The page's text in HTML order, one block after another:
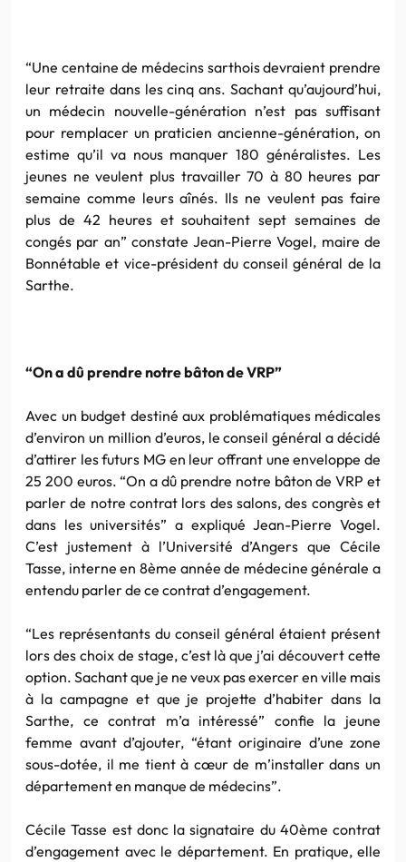
“Une centaine de médecins sarthois devraient prendre
leur retraite dans les cinq ans. Sachant qu’aujourd’hui,
un médecin nouvelle-génération n’est pas suffisant
pour remplacer un praticien ancienne-génération, on
estime qu’il va nous manquer 180 généralistes. Les
jeunes ne veulent plus travailler 70 à 80 heures par
semaine comme leurs aînés. Ils ne veulent pas faire
plus de 42 heures et souhaitent sept semaines de
congés par an” constate Jean-Pierre Vogel, maire de
Bonnétable et vice-président du conseil général de la
Sarthe.
“On a dû prendre notre bâton de VRP”
Avec un budget destiné aux problématiques médicales
d’environ un million d’euros, le conseil général a décidé
d’attirer les futurs MG en leur offrant une enveloppe de
25 200 euros. “On a dû prendre notre bâton de VRP et
parler de notre contrat lors des salons, des congrès et
dans les universités” a expliqué Jean-Pierre Vogel.
C’est justement à l’Université d’Angers que Cécile
Tasse, interne en 8ème année de médecine générale a
entendu parler de ce contrat d’engagement.
“Les représentants du conseil général étaient présent
lors des choix de stage, c’est là que j’ai découvert cette
option. Sachant que je ne veux pas exercer en ville mais
à la campagne et que je projette d’habiter dans la
Sarthe, ce contrat m’a intéressé” confie la jeune
femme avant d’ajouter, “étant originaire d’une zone
sous-dotée, il me tient à cœur de m’installer dans un
département en manque de médecins”.
Cécile Tasse est donc la signataire du 40ème contrat
d’engagement avec le département. En pratique, elle